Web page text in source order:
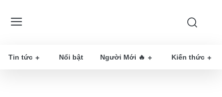
Tin tức Nổi bật Người Mới 🔥 Kiến thức